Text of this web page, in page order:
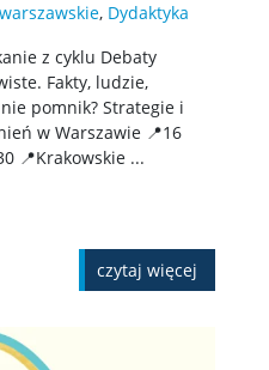
, Dydaktyka
z cyklu Debaty
Fakty, ludzie,
pomnik? Strategie i
w Warszawie 📍16
📍Krakowskie ...
czytaj więcej